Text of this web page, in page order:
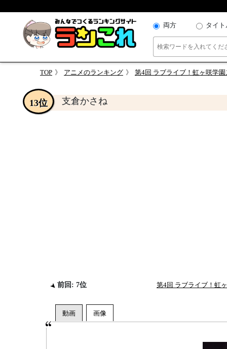
両方 タイト
TOP アニメのランキング 第4回 ラブライブ！虹ヶ咲学園
支倉かさね
13位
前回: 7位 第4回 ラブライブ！虹